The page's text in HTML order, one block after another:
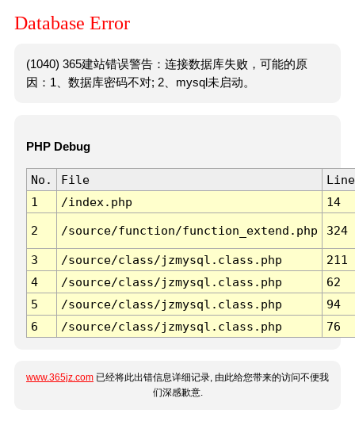
Database Error
(1040) 365建站错误警告：连接数据库失败，可能的原
因：1、数据库密码不对; 2、mysql未启动。
PHP Debug
No. File
Line
1
/index.php 14
2 /source/function/function_extend.php 324
3 /source/class/jzmysql.class.php
211
4
/source/class/jzmysql.class.php
62
5
/source/class/jzmysql.class.php
94
6
/source/class/jzmysql.class.php 76
www.365jz.com 已经将此出错信息详细记录, 由此给您带来的访问不便我
们深感歉意.